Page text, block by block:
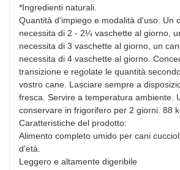
*Ingredienti naturali.
Quantità d'impiego e modalità d'uso: Un
necessita di 2 - 2¼ vaschette al giorno,
necessita di 3 vaschette al giorno, un
necessita di 4 vaschette al giorno.
transizione e regolate le quantità
vostro cane. Lasciare sempre a
fresca. Servire a temperatura ambiente.
conservare in frigorifero per 2 giorni. 88
Caratteristiche del prodotto:
Alimento completo umido per cani
d'età.
Leggero e altamente digeribile
Crea lista dei desideri
Nome lista dei desideri
Annulla Crea